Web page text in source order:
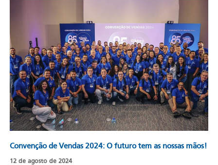
Convenção de Vendas 2024: O futuro tem as nossas mãos!
12 de agosto de 2024